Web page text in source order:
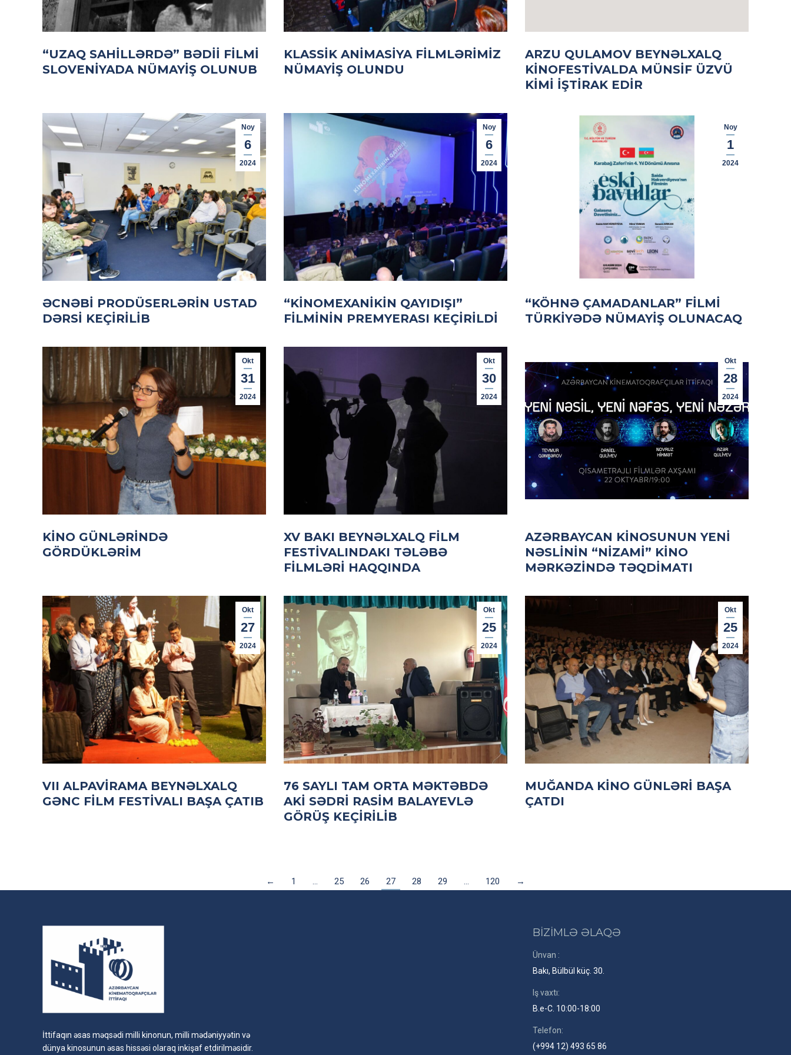
“UZAQ SAHILLƏRDƏ” BƏDII FILMI
SLOVENIYADA NÜMAYIŞ OLUNUB
KLASSIK ANIMASIYA FILMLƏRIMIZ
NÜMAYIŞ OLUNDU
ARZU QULAMOV BEYNƏLXALQ
KINOFESTIVALDA MÜNSIF ÜZVÜ
KIMI IŞTIRAK EDIR
Noy
6
2024
ƏCNƏBI PRODÜSERLƏRIN USTAD
DƏRSI KEÇIRILIB
Noy
6
2024
“KINOMEXANIKIN QAYIDIŞI”
FILMININ PREMYERASI KEÇIRILDI
Noy
1
2024
“KÖHNƏ ÇAMADANLAR” FILMI
TÜRKIYƏDƏ NÜMAYIŞ OLUNACAQ
Okt
31
2024
KINO GÜNLƏRINDƏ
GÖRDÜKLƏRIM
Okt
30
2024
XV BAKI BEYNƏLXALQ FILM
FESTIVALINDAKI TƏLƏBƏ
FILMLƏRI HAQQINDA
Okt
28
2024
AZƏRBAYCAN KINOSUNUN YENI
NƏSLININ “NIZAMI” KINO
MƏRKƏZINDƏ TƏQDIMATI
Okt
27
2024
VII ALPAVIRAMA BEYNƏLXALQ
GƏNC FILM FESTIVALI BAŞA ÇATIB
Okt
25
2024
76 SAYLI TAM ORTA MƏKTƏBDƏ
AKİ SƏDRI RASIM BALAYEVLƏ
GÖRÜŞ KEÇIRILIB
Okt
25
2024
MUĞANDA KINO GÜNLƏRI BAŞA
ÇATDI
← 1 … 25 26 27 28 29 … 120 →
İttifaqın əsas məqsədi milli kinonun, milli mədəniyyətin və
dünya kinosunun əsas hissəsi olaraq inkişaf etdirilməsidir.
BİZİMLƏ ƏLAQƏ
Ünvan :
Bakı, Bülbül küç. 30.
Iş vaxtı:
B.e-C. 10:00-18:00
Telefon:
(+994 12) 493 65 86